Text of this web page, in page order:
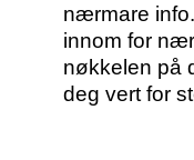
nærmare
innom for
nøkkelen på
deg vert for